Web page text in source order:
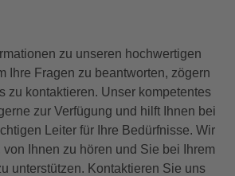
zu unseren hochwertigen
Ihre Fragen zu beantworten, zögern
zu kontaktieren. Unser kompetentes
zur Verfügung und hilft Ihnen bei
Leiter für Ihre Bedürfnisse. Wir
Ihnen zu hören und Sie bei Ihrem
unterstützen. Kontaktieren Sie uns